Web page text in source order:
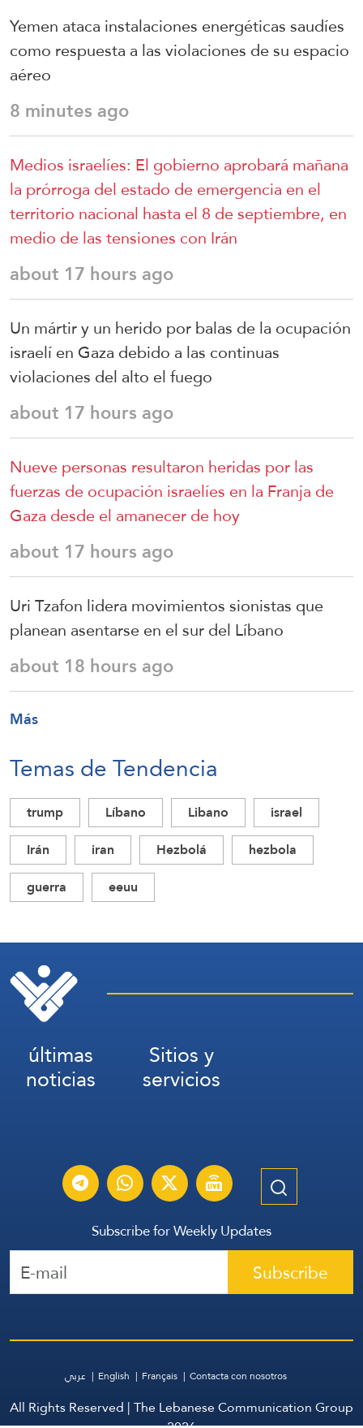
Yemen ataca instalaciones energéticas saudíes
como respuesta a las violaciones de su espacio
aéreo
8 minutes ago
Medios israelíes: El gobierno aprobará mañana
la prórroga del estado de emergencia en el
territorio nacional hasta el 8 de septiembre, en
medio de las tensiones con Irán
about 17 hours ago
Un mártir y un herido por balas de la ocupación
israelí en Gaza debido a las continuas
violaciones del alto el fuego
about 17 hours ago
Nueve personas resultaron heridas por las
fuerzas de ocupación israelíes en la Franja de
Gaza desde el amanecer de hoy
about 17 hours ago
Uri Tzafon lidera movimientos sionistas que
planean asentarse en el sur del Líbano
about 18 hours ago
Más
Temas de Tendencia
trump Líbano Libano
israel
Irán
iran Hezbolá
hezbola
guerra
eeuu
últimas
noticias
Sitios y
servicios
Subscribe for Weekly Updates
Subscribe
عربي English Français Contacta con nosotros
All Rights Reserved | The Lebanese Communication Group